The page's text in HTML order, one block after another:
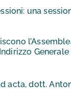
una
acta, dott.